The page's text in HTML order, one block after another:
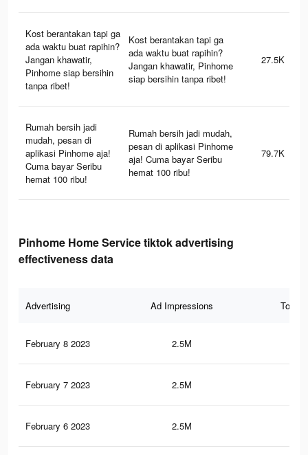
Kost berantakan tapi ga
ada waktu buat rapihin?
Jangan khawatir,
Pinhome siap bersihin
tanpa ribet!
Kost berantakan tapi ga
ada waktu buat rapihin?
Jangan khawatir, Pinhome
siap bersihin tanpa ribet!
27.5K
Rumah bersih jadi
mudah, pesan di
aplikasi Pinhome aja!
Cuma bayar Seribu
hemat 100 ribu!
Rumah bersih jadi mudah,
pesan di aplikasi Pinhome
aja! Cuma bayar Seribu
hemat 100 ribu!
79.7K
Pinhome Home Service tiktok advertising
effectiveness data
Advertising Ad Impressions Total
February 8 2023 2.5M
February 7 2023 2.5M
February 6 2023 2.5M